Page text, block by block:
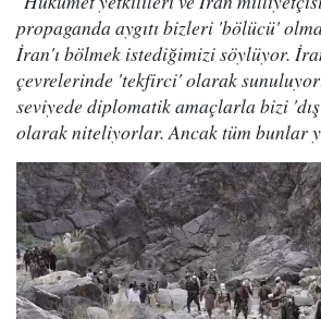
propaganda aygıtı bizleri 'bölücü'
İran'ı bölmek istediğimizi söylüyor.
çevrelerinde 'tekfirci' olarak
seviyede diplomatik amaçlarla bizi
olarak niteliyorlar. Ancak tüm bunlar